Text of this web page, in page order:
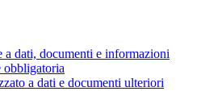
a dati, documenti e informazioni
obbligatoria
a dati e documenti ulteriori